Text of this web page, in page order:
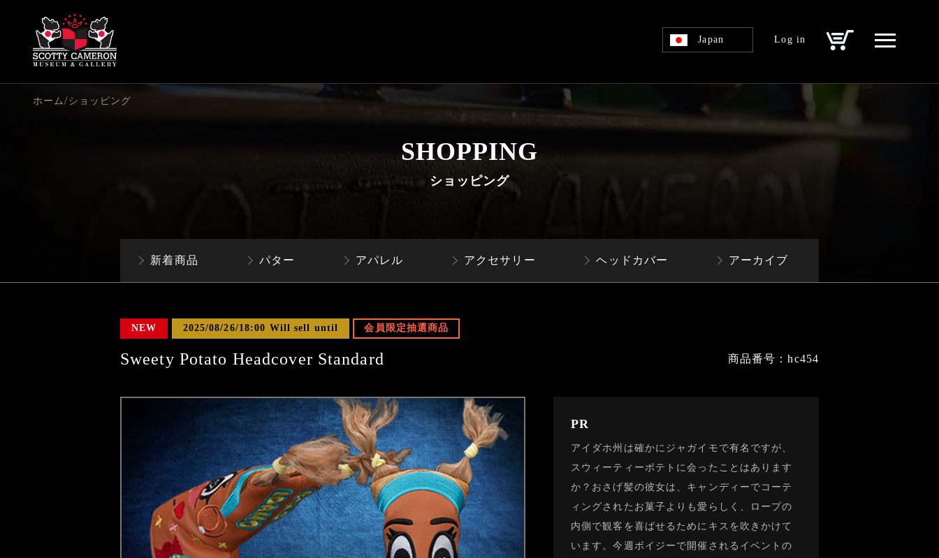
Japan Log in
ホーム/ショッピング
SHOPPING
ショッピング
新着商品 パター アパレル アクセサリー ヘッドカバー アーカイブ
NEW 2025/08/26/18:00 Will sell until 会員限定抽選商品
Sweety Potato Headcover Standard 商品番号：hc454
PR
アイダホ州は確かにジャガイモで有名ですが、
スウィーティーポテトに会ったことはあります
か？おさげ髪の彼女は、キャンディーでコーテ
ィングされたお菓子よりも愛らしく、ロープの
内側で観客を喜ばせるためにキスを吹きかけて
います。今週ボイジーで開催されるイベントの